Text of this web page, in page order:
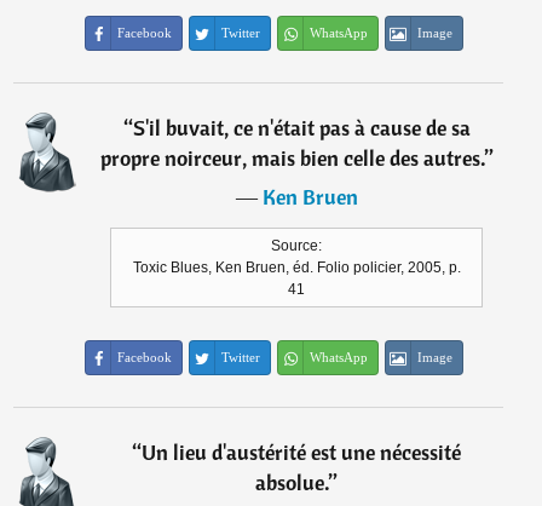
Facebook Twitter WhatsApp Image
“S'il buvait, ce n'était pas à cause de sa
propre noirceur, mais bien celle des autres.”
―Ken Bruen
Source:
Toxic Blues, Ken Bruen, éd. Folio policier, 2005, p.
41
Facebook Twitter WhatsApp Image
“Un lieu d'austérité est une nécessité
absolue.”